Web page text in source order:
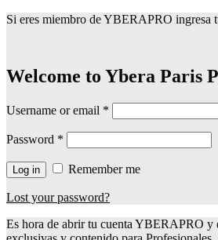
Si eres miembro de YBERAPRO ingresa
Welcome to Ybera Paris
Username or email *
Password *
Log in Remember me
Lost your password?
Es hora de abrir tu cuenta YBERAPRO y